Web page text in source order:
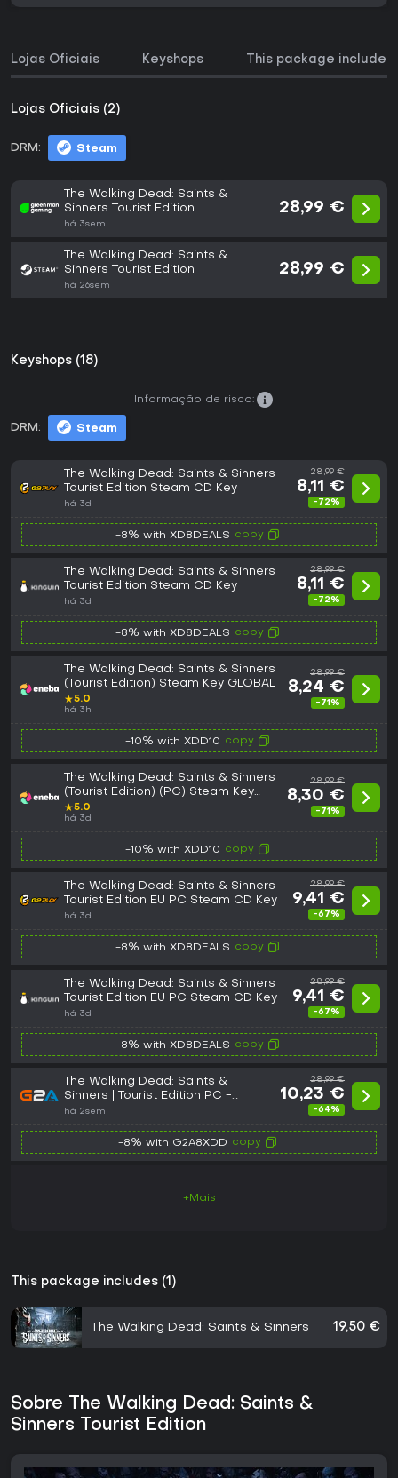
Lojas Oficiais Keyshops This package includes
Lojas Oficiais (2)
DRM: Steam
The Walking Dead: Saints &
Sinners Tourist Edition
há 3sem
28,99 €
The Walking Dead: Saints &
Sinners Tourist Edition
há 26sem
28,99 €
Keyshops (18)
DRM: Steam
Informação de risco:
The Walking Dead: Saints & Sinners
Tourist Edition Steam CD Key
há 3d
28,99 €
8,11 €
-72%
-8% with XD8DEALS copy
The Walking Dead: Saints & Sinners
Tourist Edition Steam CD Key
há 3d
28,99 €
8,11 €
-72%
-8% with XD8DEALS copy
The Walking Dead: Saints & Sinners
(Tourist Edition) Steam Key GLOBAL
★5.0
há 3h
28,99 €
8,24 €
-71%
-10% with XDD10 copy
The Walking Dead: Saints & Sinners
(Tourist Edition) (PC) Steam Key
EUROPE
★5.0
há 3d
28,99 €
8,30 €
-71%
-10% with XDD10 copy
The Walking Dead: Saints & Sinners
Tourist Edition EU PC Steam CD Key
há 3d
28,99 €
9,41 €
-67%
-8% with XD8DEALS copy
The Walking Dead: Saints & Sinners
Tourist Edition EU PC Steam CD Key
há 3d
28,99 €
9,41 €
-67%
-8% with XD8DEALS copy
The Walking Dead: Saints &
Sinners | Tourist Edition PC -
Steam Key - GLOBAL
há 2sem
28,99 €
10,23 €
-64%
-8% with G2A8XDD copy
+Mais
This package includes (1)
The Walking Dead: Saints & Sinners 19,50 €
Sobre The Walking Dead: Saints &
Sinners Tourist Edition